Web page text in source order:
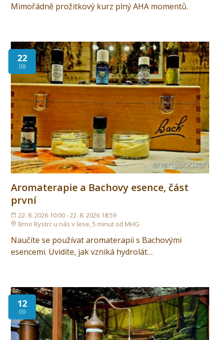
Mimořádně prožitkový kurz plný AHA momentů.
22
08
Aromaterapie a Bachovy esence, část
první
22. 8. 2026 10:00 - 22. 8. 2026 18:59
Brno Bystrc u nás v lese, 5 minut od MHG
Naučíte se používat aromaterapii s Bachovými
esencemi. Uvidíte, jak vzniká hydrolát…
12
09